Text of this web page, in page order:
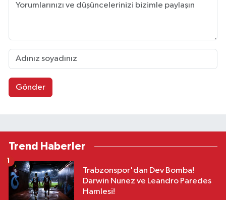
Gönder
Trend Haberler
Trabzonspor'dan Dev Bomba!
Darwin Nunez ve Leandro Paredes
Hamlesi!